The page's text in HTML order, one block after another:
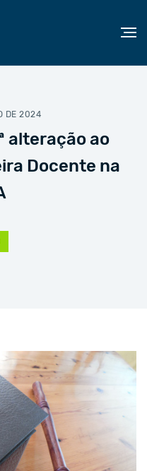
DE 2024
alteração ao
Docente na